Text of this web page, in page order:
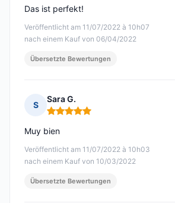
Veröffentlicht am 11/07/2022 à 10h07
nach einem Kauf von 06/04/2022
Das ist perfekt!
Übersetzte Bewertungen
S
Sara G.
Hinweis: 5 von 5
Veröffentlicht am 11/07/2022 à 10h03
nach einem Kauf von 10/03/2022
Muy bien
Übersetzte Bewertungen